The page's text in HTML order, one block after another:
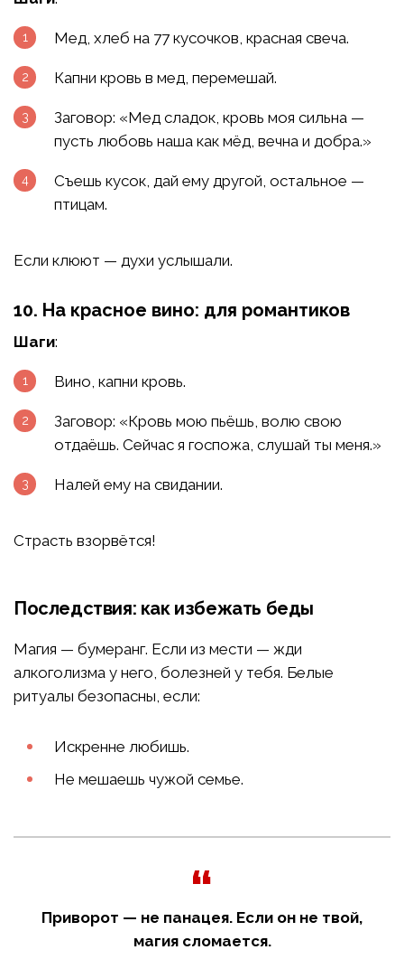
Мед, хлеб на 77 кусочков, красная свеча.
Капни кровь в мед, перемешай.
Заговор: «Мед сладок, кровь моя сильна —
пусть любовь наша как мёд, вечна и добра.»
Съешь кусок, дай ему другой, остальное —
птицам.
Если клюют — духи услышали.
10. На красное вино: для романтиков
Шаги:
Вино, капни кровь.
Заговор: «Кровь мою пьёшь, волю свою
отдаёшь. Сейчас я госпожа, слушай ты меня.»
Налей ему на свидании.
Страсть взорвётся!
Последствия: как избежать беды
Магия — бумеранг. Если из мести — жди
алкоголизма у него, болезней у тебя. Белые
ритуалы безопасны, если:
Искренне любишь.
Не мешаешь чужой семье.
Приворот — не панацея. Если он не твой,
магия сломается.